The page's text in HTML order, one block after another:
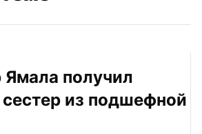
Ямала получил
из подшефной